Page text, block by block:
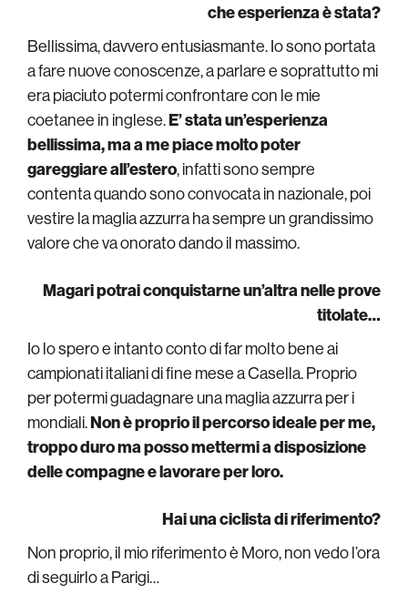
che esperienza è stata?
Bellissima, davvero entusiasmante. Io sono portata
a fare nuove conoscenze, a parlare e soprattutto mi
era piaciuto potermi confrontare con le mie
coetanee in inglese.E’ stata un’esperienza
bellissima, ma a me piace molto poter
gareggiare all’estero, infatti sono sempre
contenta quando sono convocata in nazionale, poi
vestire la maglia azzurra ha sempre un grandissimo
valore che va onorato dando il massimo.
Magari potrai conquistarne un’altra nelle prove
titolate…
Io lo spero e intanto conto di far molto bene ai
campionati italiani di fine mese a Casella. Proprio
per potermi guadagnare una maglia azzurra per i
mondiali.Non è proprio il percorso ideale per me,
troppo duro ma posso mettermi a disposizione
delle compagne e lavorare per loro.
Hai una ciclista di riferimento?
Non proprio, il mio riferimento è Moro, non vedo l’ora
di seguirlo a Parigi…